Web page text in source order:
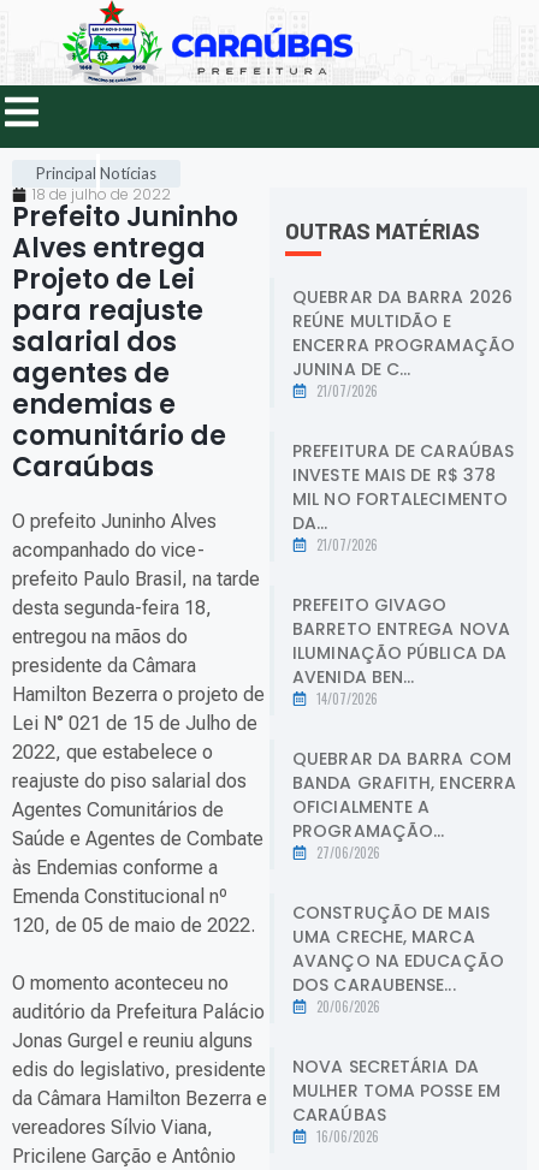
Principal Notícias
18 de julho de 2022
Prefeito Juninho
Alves entrega
Projeto de Lei
para reajuste
salarial dos
agentes de
endemias e
comunitário de
Caraúbas
O prefeito Juninho Alves
acompanhado do vice-
prefeito Paulo Brasil, na tarde
desta segunda-feira 18,
entregou na mãos do
presidente da Câmara
Hamilton Bezerra o projeto de
Lei N° 021 de 15 de Julho de
2022, que estabelece o
reajuste do piso salarial dos
Agentes Comunitários de
Saúde e Agentes de Combate
às Endemias conforme a
Emenda Constitucional nº
120, de 05 de maio de 2022.
O momento aconteceu no
auditório da Prefeitura Palácio
Jonas Gurgel e reuniu alguns
edis do legislativo, presidente
da Câmara Hamilton Bezerra e
vereadores Sílvio Viana,
Pricilene Garção e Antônio
OUTRAS MATÉRIAS
QUEBRAR DA BARRA 2026
REÚNE MULTIDÃO E
ENCERRA PROGRAMAÇÃO
JUNINA DE C...
21/07/2026
PREFEITURA DE CARAÚBAS
INVESTE MAIS DE R$ 378
MIL NO FORTALECIMENTO
DA...
21/07/2026
PREFEITO GIVAGO
BARRETO ENTREGA NOVA
ILUMINAÇÃO PÚBLICA DA
AVENIDA BEN...
14/07/2026
QUEBRAR DA BARRA COM
BANDA GRAFITH, ENCERRA
OFICIALMENTE A
PROGRAMAÇÃO...
27/06/2026
CONSTRUÇÃO DE MAIS
UMA CRECHE, MARCA
AVANÇO NA EDUCAÇÃO
DOS CARAUBENSE...
20/06/2026
NOVA SECRETÁRIA DA
MULHER TOMA POSSE EM
CARAÚBAS
16/06/2026